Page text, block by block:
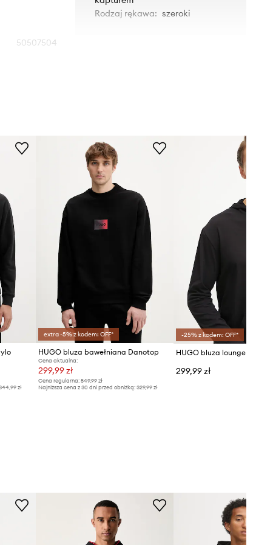
50507504
Rodzaj rękawa: szeroki
zł
extra -5% z kodem: OFF*
HUGO bluza bawełniana Danotop
Cena aktualna:
299,99 zł
Cena regularna:549,99 zł
Najniższa cena z 30 dni przed obniżką:329,99 zł
-25% z kodem: OFF*
HUGO bluza lounge
299,99 zł